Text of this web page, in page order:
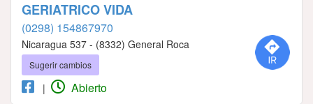
GERIATRICO VIDA
(0298) 154867970
Nicaragua 537 - (8332) General Roca
Sugerir cambios
| Abierto